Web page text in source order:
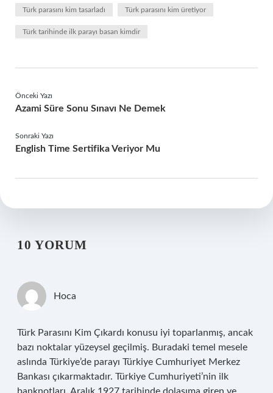
Türk parasını kim tasarladı Türk parasını kim üretiyor
Türk tarihinde ilk parayı basan kimdir
Önceki Yazı
Azami Süre Sonu Sınavı Ne Demek
Sonraki Yazı
English Time Sertifika Veriyor Mu
10 YORUM
Hoca
Türk Parasını Kim Çıkardı konusu iyi toparlanmış, ancak
bazı noktalar yüzeysel geçilmiş. Buradaki temel mesele
aslında Türkiye’de parayı Türkiye Cumhuriyet Merkez
Bankası çıkarmaktadır. Türkiye Cumhuriyeti’nin ilk